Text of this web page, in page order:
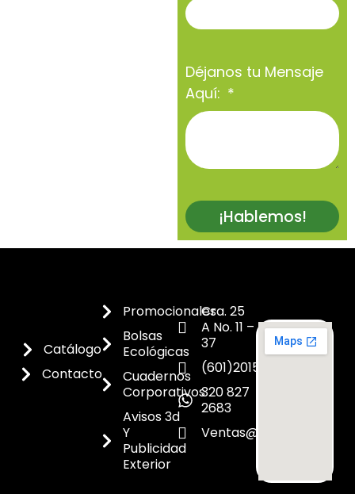
Déjanos tu Mensaje
Aquí:
¡Hablemos!
Catálogo
Contacto
Promocionales
Bolsas
Ecológicas
Cuadernos
Corporativos
Avisos 3d
Y
Publicidad
Exterior
Cra. 25
A No. 11 –
37
(601)2015300
320 827
2683
Ventas@dicoes.co